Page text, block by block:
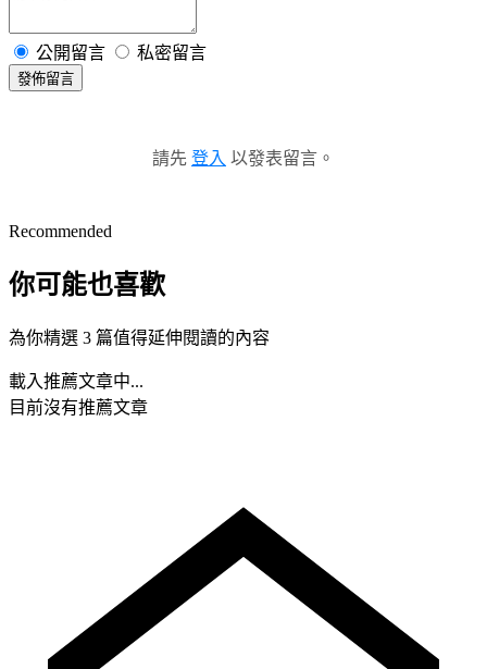
公開留言 私密留言
發佈留言
請先 登入 以發表留言。
Recommended
你可能也喜歡
為你精選 3 篇值得延伸閱讀的內容
載入推薦文章中...
目前沒有推薦文章